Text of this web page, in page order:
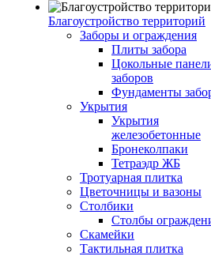
Благоустройство территорий
Заборы и ограждения
Плиты забора
Цокольные
заборов
Фундаменты
Укрытия
Укрытия
железобетонные
Бронеколпаки
Тетраэдр ЖБ
Тротуарная плитка
Цветочницы и вазоны
Столбики
Столбы
Скамейки
Тактильная плитка